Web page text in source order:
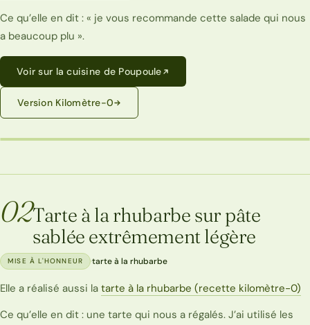
Ce qu’elle en dit : « je vous recommande cette salade qui nous
a beaucoup plu ».
Voir sur la cuisine de Poupoule
Version Kilomètre-0
02Tarte à la rhubarbe sur pâte
sablée extrêmement légère
MISE À L'HONNEUR ·tarte à la rhubarbe
Elle a réalisé aussi la tarte à la rhubarbe (recette kilomètre-0)
Ce qu’elle en dit : une tarte qui nous a régalés. J’ai utilisé les